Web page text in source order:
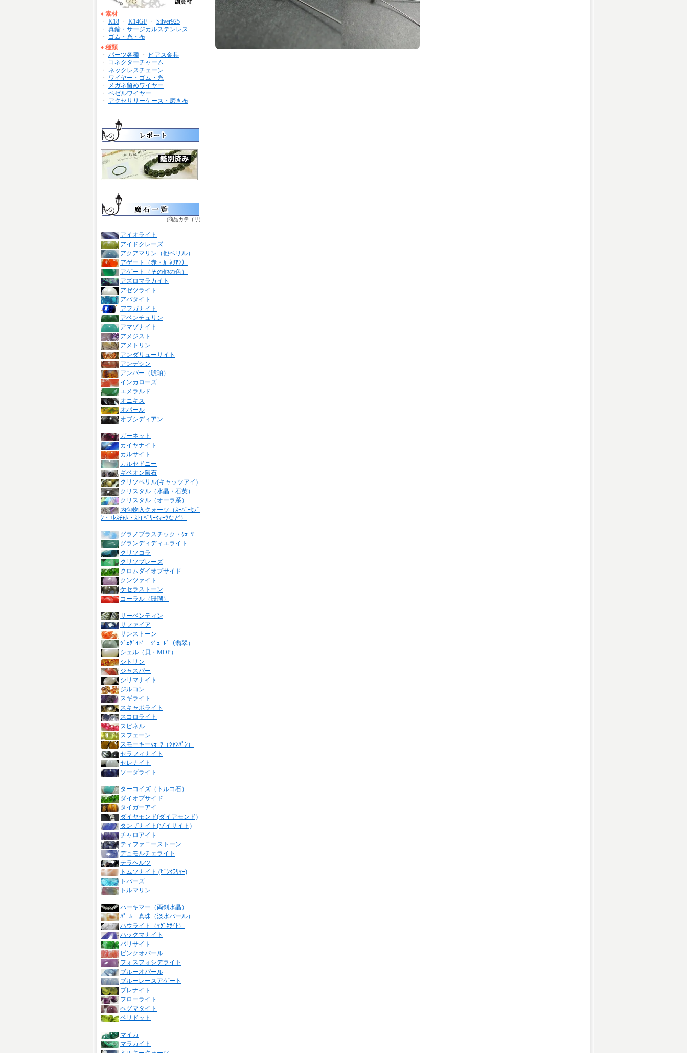
♦ 素材
・ K18 ・ K14GF ・ Silver925
・ 真鍮・サージカルステンレス
・
ゴム・糸・布
♦ 種類
・ パーツ各種 ・
ピアス金具
・
コネクターチャーム
・
ネックレスチェーン
・
ワイヤー・ゴム・糸
・
メガネ留めワイヤー
・ ベゼルワイヤー
・
アクセサリーケース・磨き布
(商品カテゴリ)
アイオライト
アイドクレーズ
アクアマリン（他ベリル）
アゲート（赤・ｶｰﾈﾘｱﾝ）
アゲート（その他の色）
アズロマラカイト
アゼツライト
アパタイト
アフガナイト
アベンチュリン
アマゾナイト
アメジスト
アメトリン
アンダリューサイト
アンデシン
アンバー（琥珀）
インカローズ
エメラルド
オニキス
オパール
オブシディアン
ガーネット
カイヤナイト
カルサイト
カルセドニー
ギベオン隕石
クリソベリル(キャッツアイ)
クリスタル（水晶・石英）
クリスタル（オーラ系）
内包物入クォーツ（ｽｰﾊﾟｰｾﾌﾞ
ﾝ・ｴﾚｽﾁｬﾙ・ｽﾄﾛﾍﾞﾘｰｸｫｰﾂなど）
グラノブラスチック・ｸｫｰﾂ
グランディディエライト
クリソコラ
クリソプレーズ
クロムダイオプサイド
クンツァイト
ケセラストーン
コーラル（珊瑚）
サーペンティン
サファイア
サンストーン
ｼﾞｪﾀﾞｲﾄﾞ・ｼﾞｪｰﾄﾞ（翡翠）
シェル（貝・MOP）
シトリン
ジャスパー
シリマナイト
ジルコン
スギライト
スキャポライト
スコロライト
スピネル
スフェーン
スモーキーｸｫｰﾂ（ｼｬﾝﾊﾟﾝ）
セラフィナイト
セレナイト
ソーダライト
ターコイズ（トルコ石）
ダイオプサイド
タイガーアイ
ダイヤモンド(ダイアモンド)
タンザナイト(ゾイサイト)
チャロアイト
ティファニーストーン
デュモルチェライト
テラヘルツ
トムソナイト (ﾋﾟﾝｸﾗﾘﾏｰ)
トパーズ
トルマリン
ハーキマー（両剣水晶）
ﾊﾟｰﾙ・真珠（淡水パール）
ハウライト（ﾏｸﾞﾈｻｲﾄ）
ハックマナイト
バリサイト
ピンクオパール
フォスフォシデライト
ブルーオパール
ブルーレースアゲート
プレナイト
フローライト
ペグマタイト
ペリドット
マイカ
マラカイト